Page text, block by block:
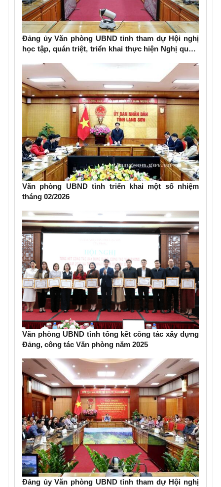
Đảng ủy Văn phòng UBND tỉnh tham dự Hội nghị
học tập, quán triệt, triển khai thực hiện Nghị quyết
Văn phòng UBND tỉnh triển khai một số nhiệm
tháng 02/2026
Văn phòng UBND tỉnh tổng kết công tác xây dựng
Đảng, công tác Văn phòng năm 2025
Đảng ủy Văn phòng UBND tỉnh tham dự Hội nghị